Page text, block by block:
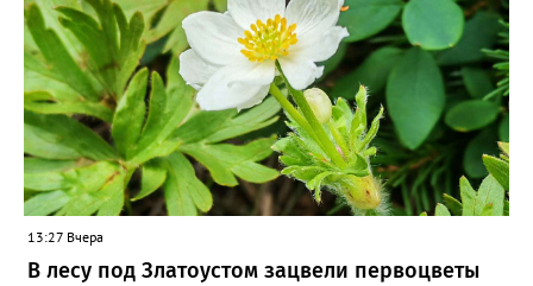
13:27 Вчера
В лесу под Златоустом зацвели первоцветы